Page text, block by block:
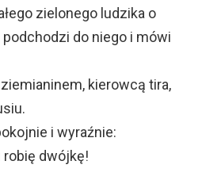
zielonego ludzika o
do niego i mówi
kierowcą tira,
i wyraźnie:
dwójkę!